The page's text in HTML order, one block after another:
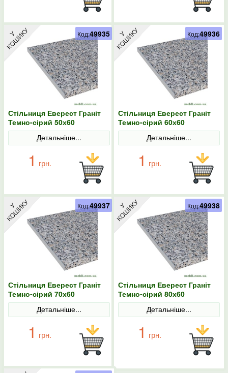
Стільниця Еверест Граніт
Темно-сірий 50х60
Детальніше...
1 грн.
Код:49935
Стільниця Еверест Граніт
Темно-сірий 60х60
Детальніше...
1 грн.
Код:49936
Стільниця Еверест Граніт
Темно-сірий 70х60
Детальніше...
1 грн.
Код:49937
Стільниця Еверест Граніт
Темно-сірий 80х60
Детальніше...
1 грн.
Код:49938